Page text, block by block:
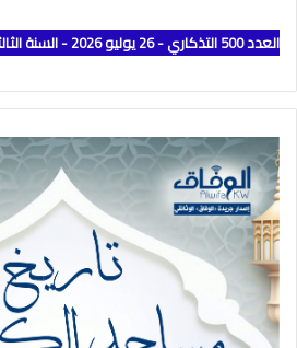
العدد 500 التذكاري - 26 يوليو 2026 - السنة الثالثة